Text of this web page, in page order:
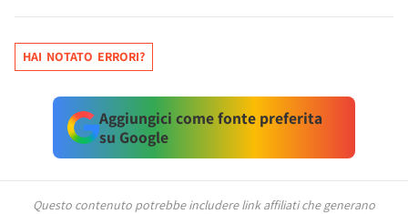
HAI NOTATO ERRORI?
Aggiungici come fonte preferita
su Google
Questo contenuto potrebbe includere link affiliati che generano